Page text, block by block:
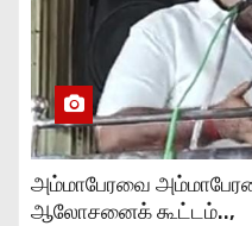
அம்மாபேரவை
ஆலோசனைக் கூட்டம்..,